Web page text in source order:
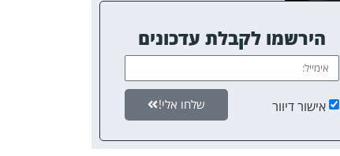
הירשמו לקבלת עדכונים
אישור דיוור שלחו אלי!